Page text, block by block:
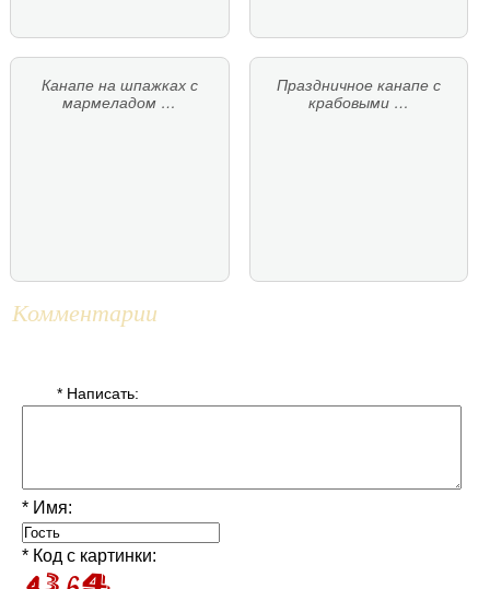
Канапе на шпажках с
мармеладом …
Праздничное канапе с
крабовыми …
Комментарии
* Написать:
* Имя:
* Код с картинки: